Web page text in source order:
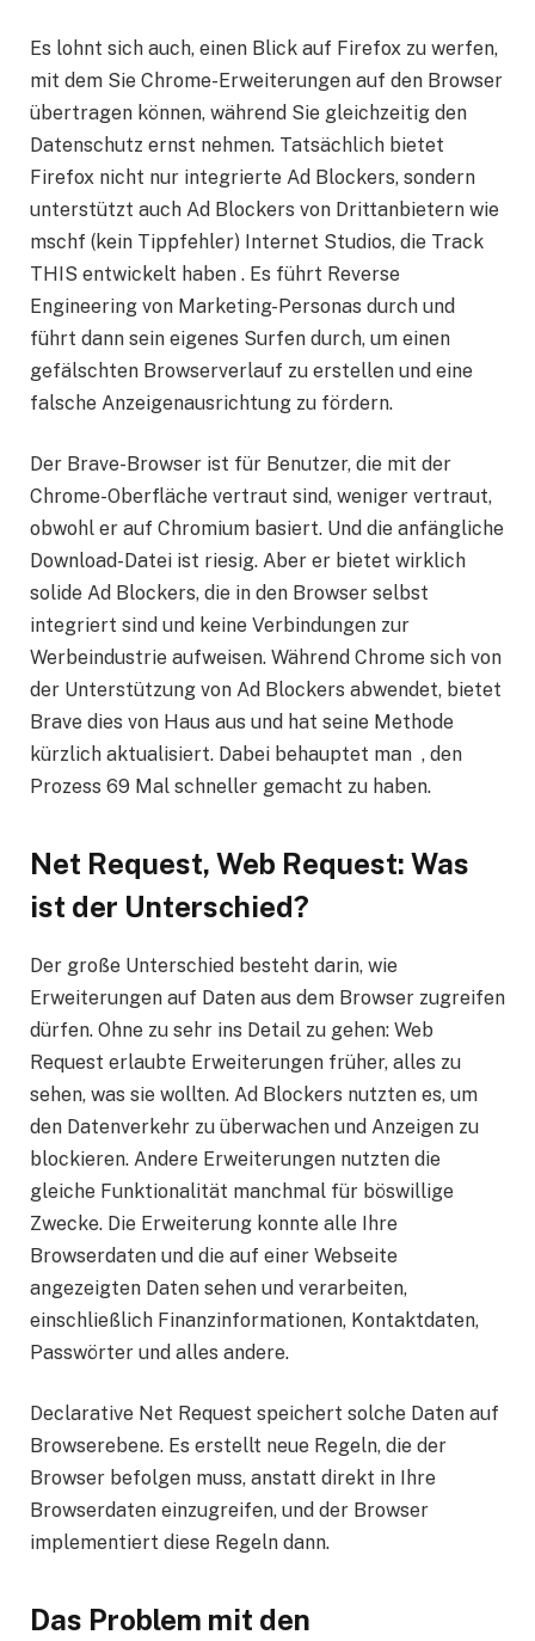
Es lohnt sich auch, einen Blick auf Firefox zu werfen,
mit dem Sie Chrome-Erweiterungen auf den Browser
übertragen können, während Sie gleichzeitig den
Datenschutz ernst nehmen. Tatsächlich bietet
Firefox nicht nur integrierte Ad Blockers, sondern
unterstützt auch Ad Blockers von Drittanbietern wie
mschf (kein Tippfehler) Internet Studios, die Track
THIS entwickelt haben . Es führt Reverse
Engineering von Marketing-Personas durch und
führt dann sein eigenes Surfen durch, um einen
gefälschten Browserverlauf zu erstellen und eine
falsche Anzeigenausrichtung zu fördern.
Der Brave-Browser ist für Benutzer, die mit der
Chrome-Oberfläche vertraut sind, weniger vertraut,
obwohl er auf Chromium basiert. Und die anfängliche
Download-Datei ist riesig. Aber er bietet wirklich
solide Ad Blockers, die in den Browser selbst
integriert sind und keine Verbindungen zur
Werbeindustrie aufweisen. Während Chrome sich von
der Unterstützung von Ad Blockers abwendet, bietet
Brave dies von Haus aus und hat seine Methode
kürzlich aktualisiert. Dabei behauptet man , den
Prozess 69 Mal schneller gemacht zu haben.
Net Request, Web Request: Was
ist der Unterschied?
Der große Unterschied besteht darin, wie
Erweiterungen auf Daten aus dem Browser zugreifen
dürfen. Ohne zu sehr ins Detail zu gehen: Web
Request erlaubte Erweiterungen früher, alles zu
sehen, was sie wollten. Ad Blockers nutzten es, um
den Datenverkehr zu überwachen und Anzeigen zu
blockieren. Andere Erweiterungen nutzten die
gleiche Funktionalität manchmal für böswillige
Zwecke. Die Erweiterung konnte alle Ihre
Browserdaten und die auf einer Webseite
angezeigten Daten sehen und verarbeiten,
einschließlich Finanzinformationen, Kontaktdaten,
Passwörter und alles andere.
Declarative Net Request speichert solche Daten auf
Browserebene. Es erstellt neue Regeln, die der
Browser befolgen muss, anstatt direkt in Ihre
Browserdaten einzugreifen, und der Browser
implementiert diese Regeln dann.
Das Problem mit den